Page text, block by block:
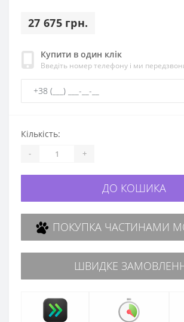
27 675 грн.
Купити в один клік
Введіть номер телефону і ми
Кількість:
- +
ДО КОШИКА
ПОКУПКА ЧАСТИНАМИ
ШВИДКЕ